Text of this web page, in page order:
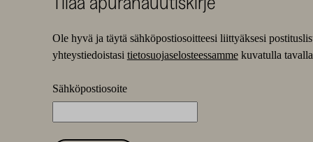
Ole hyvä ja täytä sähköpostiosoitteesi liittyäksesi
yhteystiedoistasi tietosuojaselosteessammekuvatulla
Sähköpostiosoite